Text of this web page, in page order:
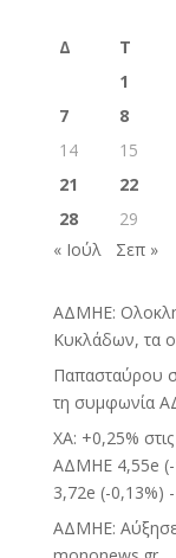
Δ Τ
1
7
8
14
15
21
22
28
29
« Ιούλ
Σεπ »
ΑΔΜΗΕ:
Κυκλάδων, τα
Παπασταύρου
τη συμφωνία
ΧΑ: +0,25%
ΑΔΜΗΕ 4,55e (-
3,72e (-0,13%)
ΑΔΜΗΕ: Αύξησε